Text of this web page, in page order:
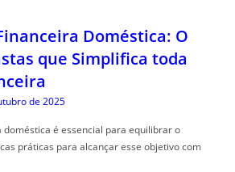
Doméstica: O
que Simplifica toda
de 2025
doméstica é essencial para equilibrar o
práticas para alcançar esse objetivo com